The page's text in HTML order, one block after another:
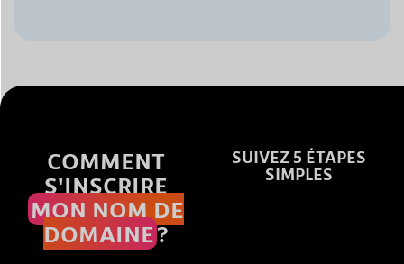
COMMENT
S'INSCRIRE
MON NOM DE
DOMAINE?
SUIVEZ 5 ÉTAPES
SIMPLES